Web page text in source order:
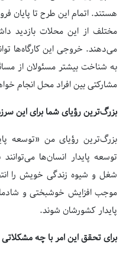
هستند. اتمام این طرح تا پایان
مختلف از این محلات بازدید
می‌دهند. خروجی این کارگاه‌ها
به شناخت بیشتر مسئولان از
مشارکتی بین افراد محل انجام
بزرگ‌ترین رؤیای شمابرای این
بزرگ‌ترین رؤیای من «توسعه
توسعه پایدار انسان‌ها
شغل و شیوه زندگی خویش را
موجب افزایش خوشبختی و
پایدار کشورشان شوند.
برای تحقق این امر با چه